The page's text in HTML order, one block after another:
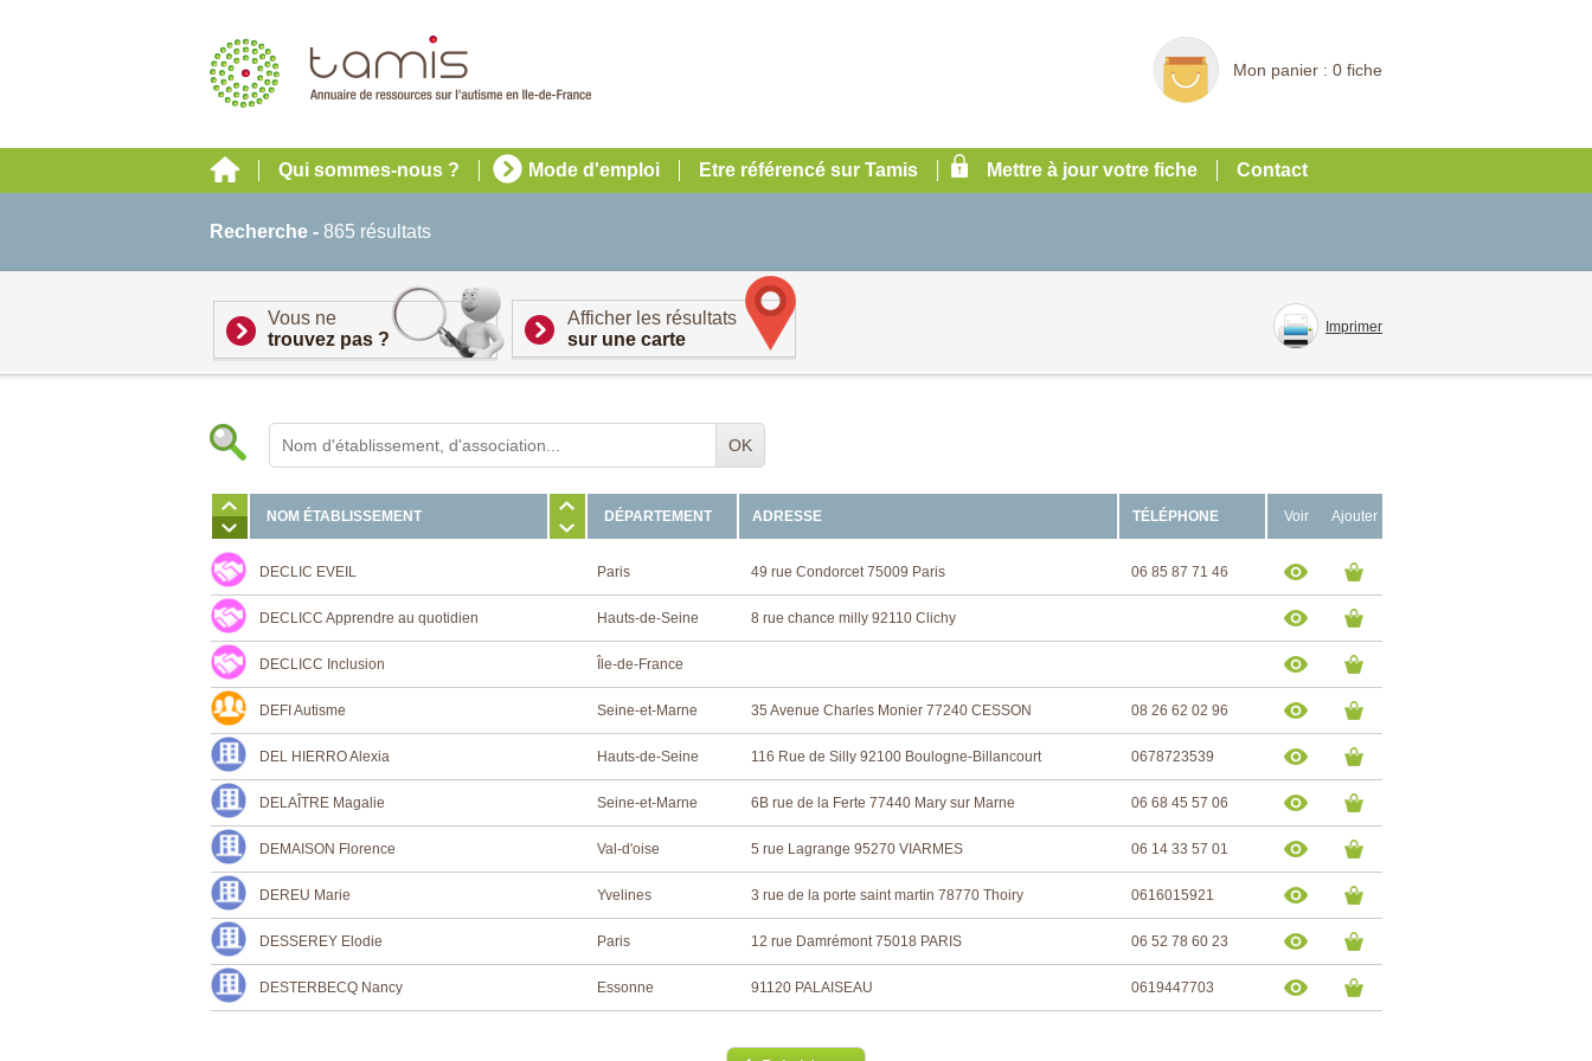
Mon panier : 0 fiche
Qui sommes-nous ? Mode d'emploi Etre référencé sur Tamis Mettre à jour votre fiche Contact
Recherche - 865 résultats
Vous ne
trouvez pas ?
Afficher les résultats
sur une carte
Imprimer
OK
NOM ÉTABLISSEMENT DÉPARTEMENT ADRESSE TÉLÉPHONE Voir Ajouter
DECLIC EVEIL Paris 49 rue Condorcet 75009 Paris 06 85 87 71 46
DECLICC Apprendre au quotidien Hauts-de-Seine 8 rue chance milly 92110 Clichy
DECLICC Inclusion Île-de-France
DEFI Autisme Seine-et-Marne 35 Avenue Charles Monier 77240 CESSON 08 26 62 02 96
DEL HIERRO Alexia Hauts-de-Seine 116 Rue de Silly 92100 Boulogne-Billancourt 0678723539
DELAÎTRE Magalie Seine-et-Marne 6B rue de la Ferte 77440 Mary sur Marne 06 68 45 57 06
DEMAISON Florence Val-d'oise 5 rue Lagrange 95270 VIARMES 06 14 33 57 01
DEREU Marie Yvelines 3 rue de la porte saint martin 78770 Thoiry 0616015921
DESSEREY Elodie Paris 12 rue Damrémont 75018 PARIS 06 52 78 60 23
DESTERBECQ Nancy Essonne 91120 PALAISEAU 0619447703